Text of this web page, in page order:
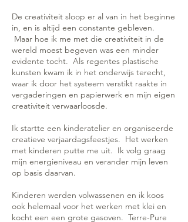
​De creativiteit sloop er al van in het beginne
in, en is altijd een constante gebleven.
Maar hoe ik me met die creativiteit in de
wereld moest begeven was een minder
evidente tocht. Als regentes plastische
kunsten kwam ik in het onderwijs terecht,
waar ik door het systeem verstikt raakte in
vergaderingen en papierwerk en mijn eigen
creativiteit verwaarloosde.
Ik startte een kinderatelier en organiseerde
creatieve verjaardagsfeestjes. Het werken
met kinderen putte me uit. Ik volg graag
mijn energieniveau en verander mijn leven
op basis daarvan.
Kinderen werden volwassenen en ik koos
ook helemaal voor het werken met klei en
kocht een een grote gasoven. Terre-Pure